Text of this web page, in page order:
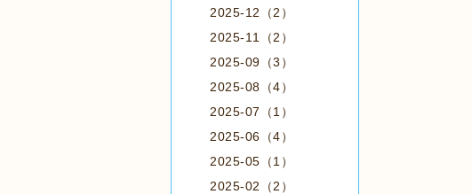
2025-12（2）
2025-11（2）
2025-09（3）
2025-08（4）
2025-07（1）
2025-06（4）
2025-05（1）
2025-02（2）